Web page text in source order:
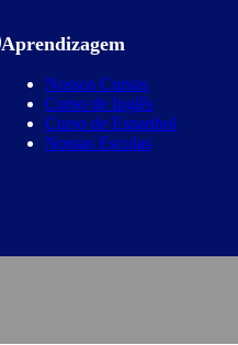
Aprendizagem
Nossos Cursos
Curso de Inglês
Curso de Espanhol
Nossas Escolas